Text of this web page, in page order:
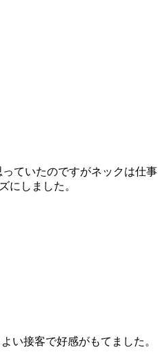
ていたのですがネックは仕
にしました。
い接客で好感がもてました